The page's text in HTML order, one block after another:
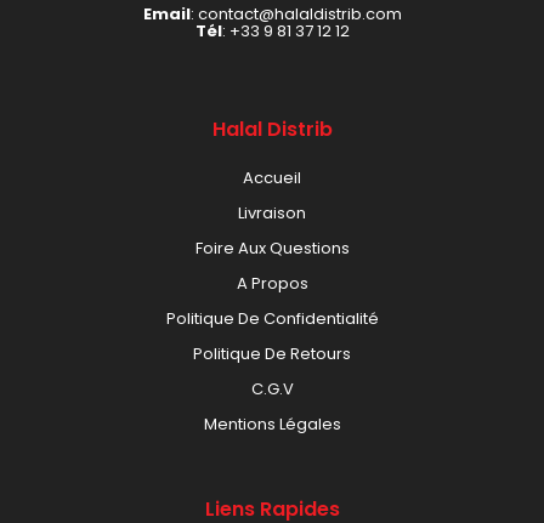
Email: contact@halaldistrib.com
Tél: +33 9 81 37 12 12
Halal Distrib
Accueil
Livraison
Foire Aux Questions
A Propos
Politique De Confidentialité
Politique De Retours
C.G.V
Mentions Légales
Liens Rapides